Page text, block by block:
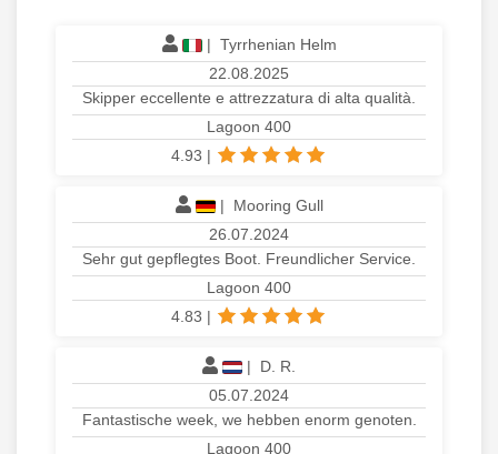
| Tyrrhenian Helm
22.08.2025
Skipper eccellente e attrezzatura di alta qualità.
Lagoon 400
4.93 |
|
Mooring Gull
26.07.2024
Sehr gut gepflegtes Boot. Freundlicher Service.
Lagoon 400
4.83 |
|
D. R.
05.07.2024
Fantastische week, we hebben enorm genoten.
Lagoon 400